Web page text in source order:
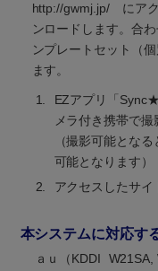
http://gwmj.jp/ にア
ンロードします。合
ンプレートセット（
ます。
1.
EZアプリ「
メラ付き携帯で撮
（撮影可能とな
可能となります）
2.
アクセスしたサ
本システムに対応す
ａｕ（KDDI
W21SA,